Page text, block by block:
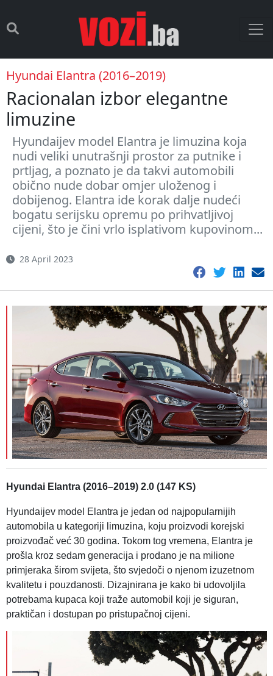
Hyundai Elantra (2016–2019)
Racionalan izbor elegantne
limuzine
Hyundaijev model Elantra je limuzina koja
nudi veliki unutrašnji prostor za putnike i
prtljag, a poznato je da takvi automobili
obično nude dobar omjer uloženog i
dobijenog. Elantra ide korak dalje nudeći
bogatu serijsku opremu po prihvatljivoj
cijeni, što je čini vrlo isplativom kupovinom...
28 April 2023
Hyundai Elantra (2016–2019) 2.0 (147 KS)
Hyundaijev model Elantra je jedan od najpopularnijih
automobila u kategoriji limuzina, koju proizvodi korejski
proizvođač već 30 godina. Tokom tog vremena, Elantra je
prošla kroz sedam generacija i prodano je na milione
primjeraka širom svijeta, što svjedoči o njenom izuzetnom
kvalitetu i pouzdanosti. Dizajnirana je kako bi udovoljila
potrebama kupaca koji traže automobil koji je siguran,
praktičan i dostupan po pristupačnoj cijeni.